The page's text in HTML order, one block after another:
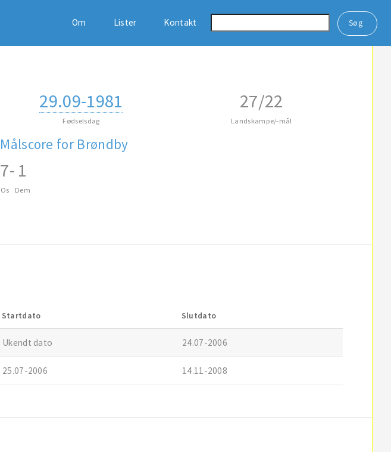
Om Lister Kontakt
29.09-1981
Fødselsdag
27/22
Landskampe/-mål
Målscore for Brøndby
7
Os
- 1
Dem
Startdato Slutdato
Ukendt dato 24.07-2006
25.07-2006 14.11-2008